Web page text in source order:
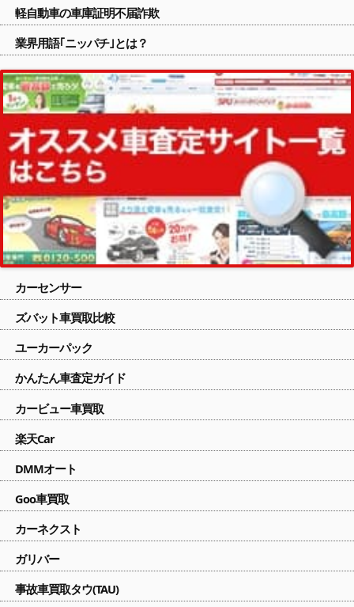
軽自動車の車庫証明不届詐欺
業界用語｢ニッパチ｣とは？
カーセンサー
ズバット車買取比較
ユーカーパック
かんたん車査定ガイド
カービュー車買取
楽天Car
DMMオート
Goo車買取
カーネクスト
ガリバー
事故車買取タウ(TAU)